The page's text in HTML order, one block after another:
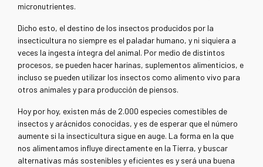
micronutrientes.
Dicho esto, el destino de los insectos producidos por la
insecticultura no siempre es el paladar humano, y ni siquiera a
veces la ingesta íntegra del animal. Por medio de distintos
procesos, se pueden hacer harinas, suplementos alimenticios, e
incluso se pueden utilizar los insectos como alimento vivo para
otros animales y para producción de piensos.
Hoy por hoy, existen más de 2.000 especies comestibles de
insectos y arácnidos conocidas, y es de esperar que el número
aumente si la insecticultura sigue en auge. La forma en la que
nos alimentamos influye directamente en la Tierra, y buscar
alternativas más sostenibles y eficientes es y será una buena